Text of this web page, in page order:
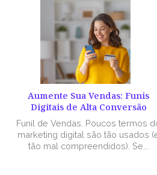
Aumente Sua Vendas: Funis
Digitais de Alta Conversão
Funil de Vendas. Poucos termos
marketing digital são tão usados
tão mal compreendidos). Se...